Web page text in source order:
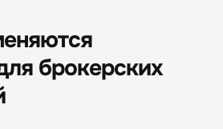
брокерских